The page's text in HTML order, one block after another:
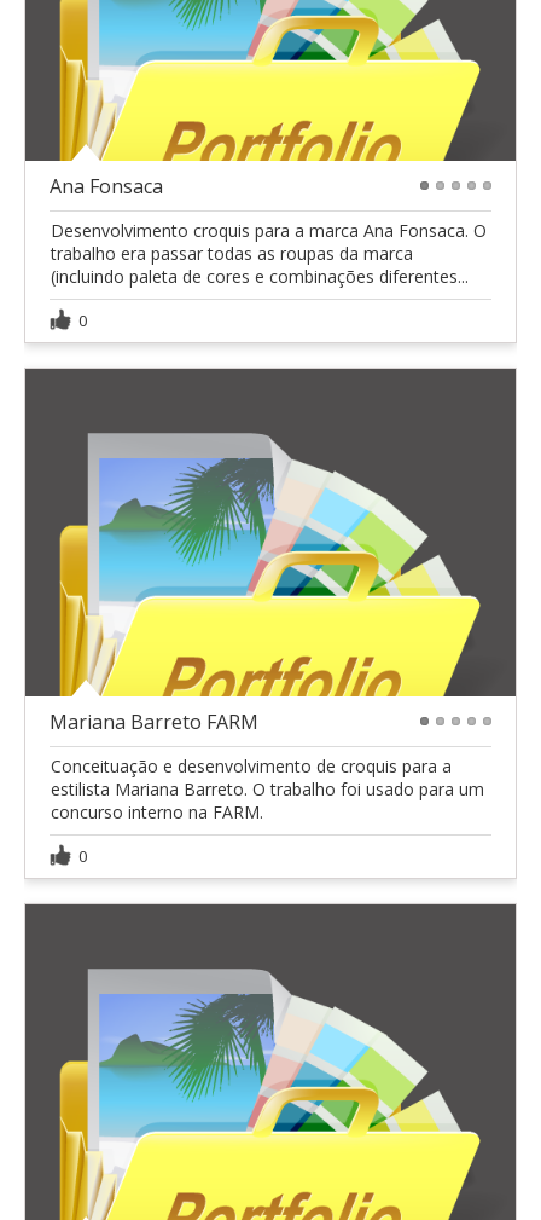
Ana Fonsaca
Desenvolvimento croquis para a marca Ana Fonsaca. O
trabalho era passar todas as roupas da marca
(incluindo paleta de cores e combinações diferentes...
0
Mariana Barreto FARM
Conceituação e desenvolvimento de croquis para a
estilista Mariana Barreto. O trabalho foi usado para um
concurso interno na FARM.
0